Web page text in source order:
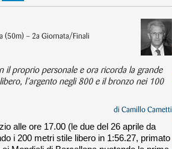
(50m) – 2a Giornata/Finali
il proprio personale e ora ricorda la grande
l’argento negli 800 e il bronzo nei 100
di Camillo Cametti
alle ore 17.00 (le due del 26 aprile da
i 200 metri stile libero in 1:56.27, primato